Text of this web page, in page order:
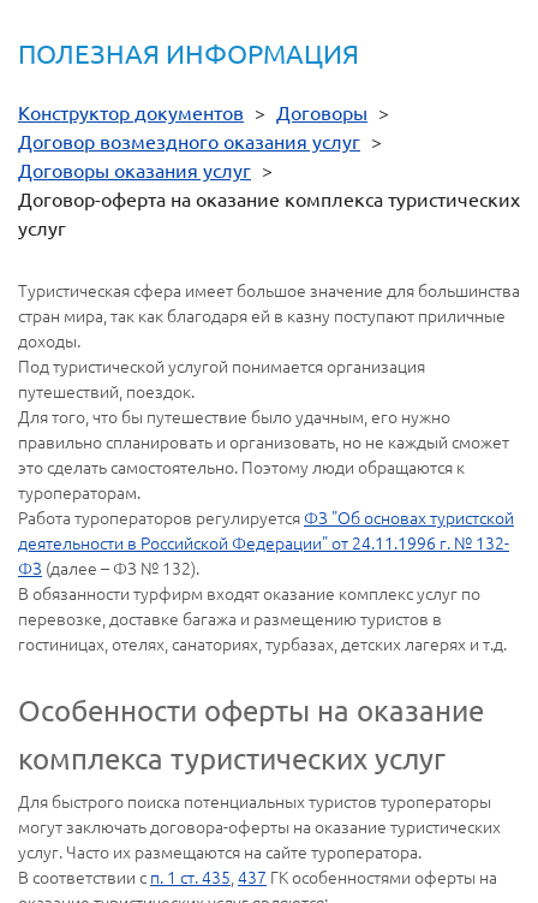
ПОЛЕЗНАЯ ИНФОРМАЦИЯ
Конструктор документов > Договоры >
Договор возмездного оказания услуг >
Договоры оказания услуг >
Договор-оферта на оказание комплекса туристических
услуг
Туристическая сфера имеет большое значение для большинства
стран мира, так как благодаря ей в казну поступают приличные
доходы.
Под туристической услугой понимается организация
путешествий, поездок.
Для того, что бы путешествие было удачным, его нужно
правильно спланировать и организовать, но не каждый сможет
это сделать самостоятельно. Поэтому люди обращаются к
туроператорам.
Работа туроператоров регулируется ФЗ "Об основах туристской
деятельности в Российской Федерации" от 24.11.1996 г. № 132-
ФЗ (далее – ФЗ № 132).
В обязанности турфирм входят оказание комплекс услуг по
перевозке, доставке багажа и размещению туристов в
гостиницах, отелях, санаториях, турбазах, детских лагерях и т.д.
Особенности оферты на оказание
комплекса туристических услуг
Для быстрого поиска потенциальных туристов туроператоры
могут заключать договора-оферты на оказание туристических
услуг. Часто их размещаются на сайте туроператора.
В соответствии с п. 1 ст. 435,437 ГК особенностями оферты на